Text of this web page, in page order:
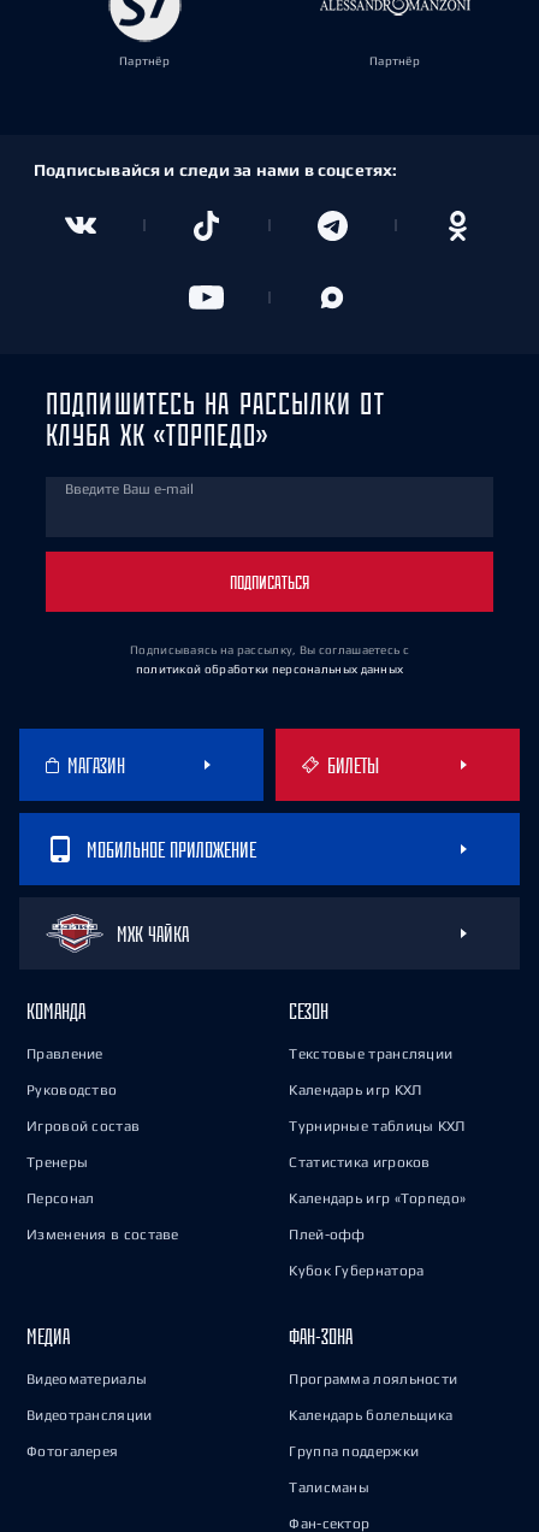
Партнёр Партнёр
Подписывайся и следи за нами в соцсетях:
ПОДПИШИТЕСЬ НА РАССЫЛКИ ОТ
КЛУБА ХК «ТОРПЕДО»
Введите Ваш e-mail
ПОДПИСАТЬСЯ
Подписываясь на рассылку, Вы соглашаетесь с
политикой обработки персональных данных
МАГАЗИН БИЛЕТЫ
МОБИЛЬНОЕ ПРИЛОЖЕНИЕ
МХК ЧАЙКА
КОМАНДА
Правление
Руководство
Игровой состав
Тренеры
Персонал
Изменения в составе
СЕЗОН
Текстовые трансляции
Календарь игр КХЛ
Турнирные таблицы КХЛ
Статистика игроков
Календарь игр «Торпедо»
Плей-офф
Кубок Губернатора
МЕДИА
Видеоматериалы
Видеотрансляции
Фотогалерея
ФАН-ЗОНА
Программа лояльности
Календарь болельщика
Группа поддержки
Талисманы
Фан-сектор